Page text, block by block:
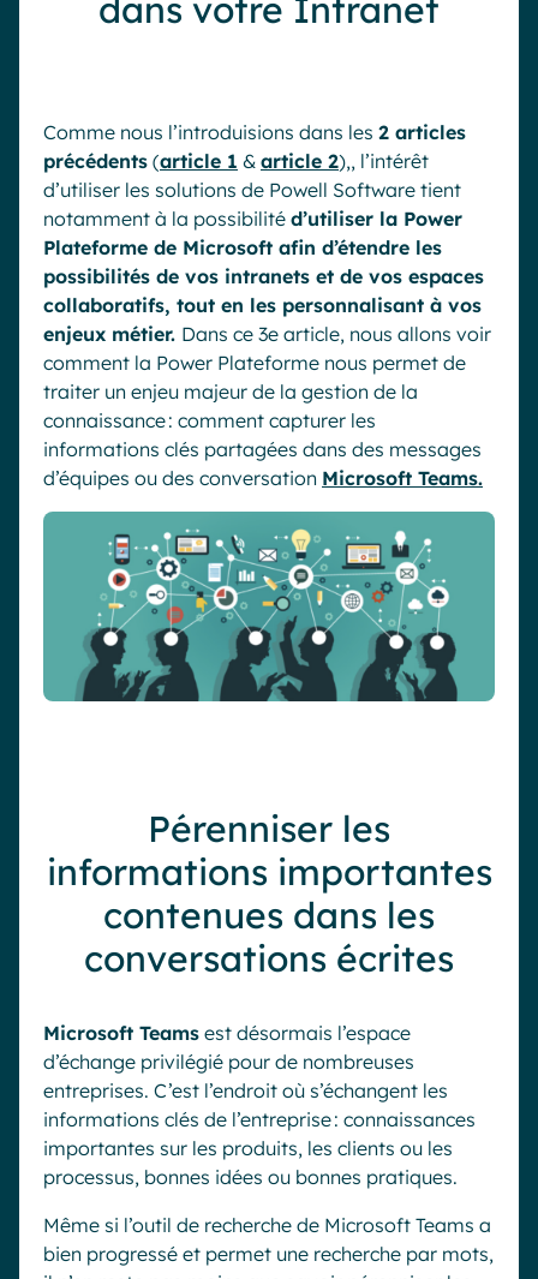
dans votre Intranet
Comme nous l’introduisions dans les 2 articles
précédents (article 1 & article 2),, l’intérêt
d’utiliser les solutions de Powell Software tient
notamment à la possibilité d’utiliser la Power
Plateforme de Microsoft afin d’étendre les
possibilités de vos intranets et de vos espaces
collaboratifs, tout en les personnalisant à vos
enjeux métier. Dans ce 3e article, nous allons voir
comment la Power Plateforme nous permet de
traiter un enjeu majeur de la gestion de la
connaissance: comment capturer les
informations clés partagées dans des messages
d’équipes ou des conversation Microsoft Teams.
Pérenniser les
informations importantes
contenues dans les
conversations écrites
Microsoft Teams est désormais l’espace
d’échange privilégié pour de nombreuses
entreprises. C’est l’endroit où s’échangent les
informations clés de l’entreprise : connaissances
importantes sur les produits, les clients ou les
processus, bonnes idées ou bonnes pratiques.
Même si l’outil de recherche de Microsoft Teams a
bien progressé et permet une recherche par mots,